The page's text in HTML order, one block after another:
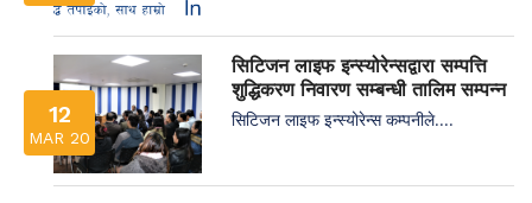
12
MAR 20
सिटिजन लाइफ इन्स्योरेन्सद्वारा सम्पत्ति
शुद्धिकरण निवारण सम्बन्धी तालिम सम्पन्न
सिटिजन लाइफ इन्स्योरेन्स कम्पनीले....